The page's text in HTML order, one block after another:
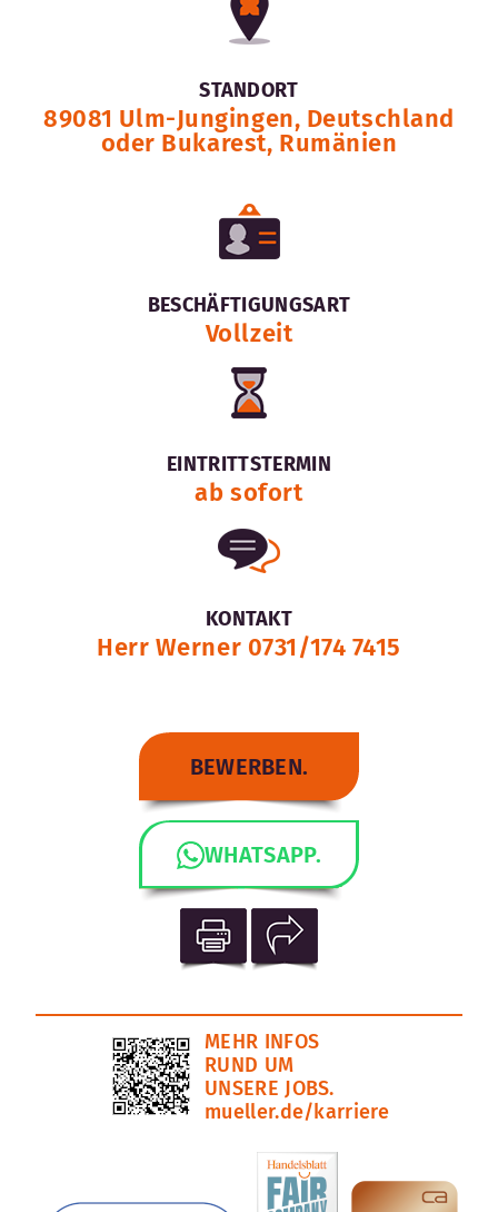
STANDORT
89081 Ulm-Jungingen, Deutschland
oder Bukarest, Rumänien
BESCHÄFTIGUNGSART
Vollzeit
EINTRITTSTERMIN
ab sofort
KONTAKT
Herr Werner 0731/174 7415
BEWERBEN.
WHATSAPP.
MEHR INFOS
RUND UM
UNSERE JOBS.
mueller.de/karriere